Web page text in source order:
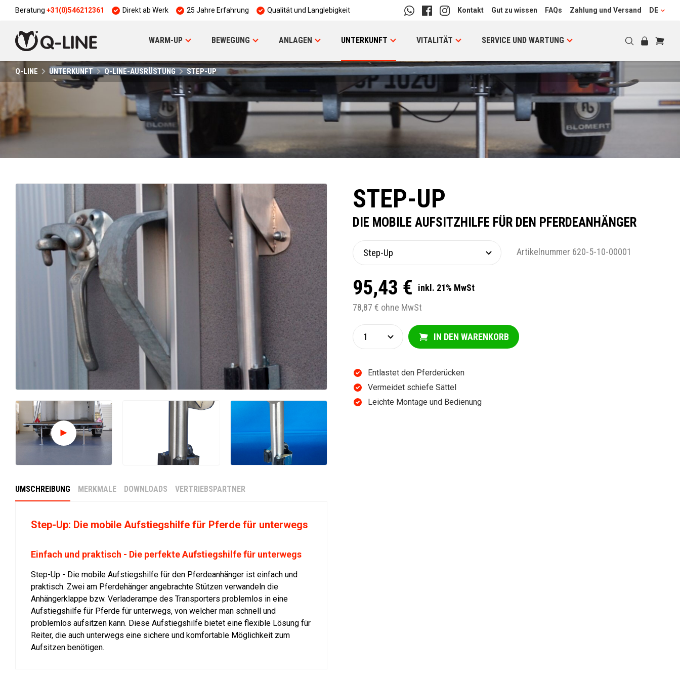
Beratung +31(0)546212361 Direkt ab Werk 25 Jahre Erfahrung Qualität und Langlebigkeit Kontakt Gut zu wissen FAQs Zahlung und Versand DE
WARM-UP BEWEGUNG ANLAGEN UNTERKUNFT VITALITÄT SERVICE UND WARTUNG
Q-LINE UNTERKUNFT Q-LINE-AUSRÜSTUNG STEP-UP
STEP-UP
DIE MOBILE AUFSITZHILFE FÜR DEN PFERDEANHÄNGER
Artikelnummer 620-5-10-00001
95,43 €
inkl. 21% MwSt
78,87 € ohne MwSt
IN DEN WARENKORB
Entlastet den Pferderücken
Vermeidet schiefe Sättel
Leichte Montage und Bedienung
UMSCHREIBUNG MERKMALE DOWNLOADS VERTRIEBSPARTNER
Step-Up: Die mobile Aufstiegshilfe für Pferde für unterwegs
Einfach und praktisch - Die perfekte Aufstiegshilfe für unterwegs
Step-Up - Die mobile Aufstiegshilfe für den Pferdeanhänger ist einfach und
praktisch. Zwei am Pferdehänger angebrachte Stützen verwandeln die
Anhängerklappe bzw. Verladerampe des Transporters problemlos in eine
Aufstiegshilfe für Pferde für unterwegs, von welcher man schnell und
problemlos aufsitzen kann. Diese Aufstiegshilfe bietet eine flexible Lösung für
Reiter, die auch unterwegs eine sichere und komfortable Möglichkeit zum
Aufsitzen benötigen.